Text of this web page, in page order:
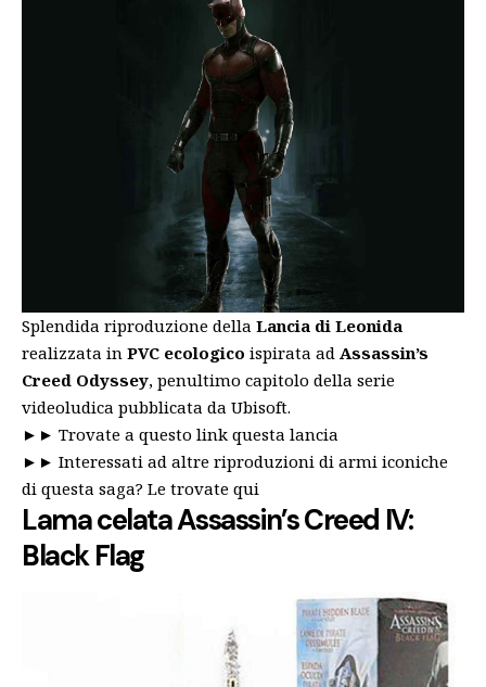
Splendida riproduzione della Lancia di Leonida
realizzata in PVC ecologico ispirata ad Assassin’s
Creed Odyssey, penultimo capitolo della serie
videoludica pubblicata da Ubisoft.
►► Trovate a questo link questa lancia
►► Interessati ad altre riproduzioni di armi iconiche
di questa saga? Le trovate qui
Lama celata Assassin’s Creed IV:
Black Flag